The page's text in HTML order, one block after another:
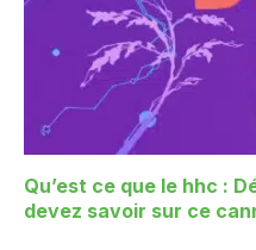
Qu’est ce que le hhc :
devez savoir sur ce